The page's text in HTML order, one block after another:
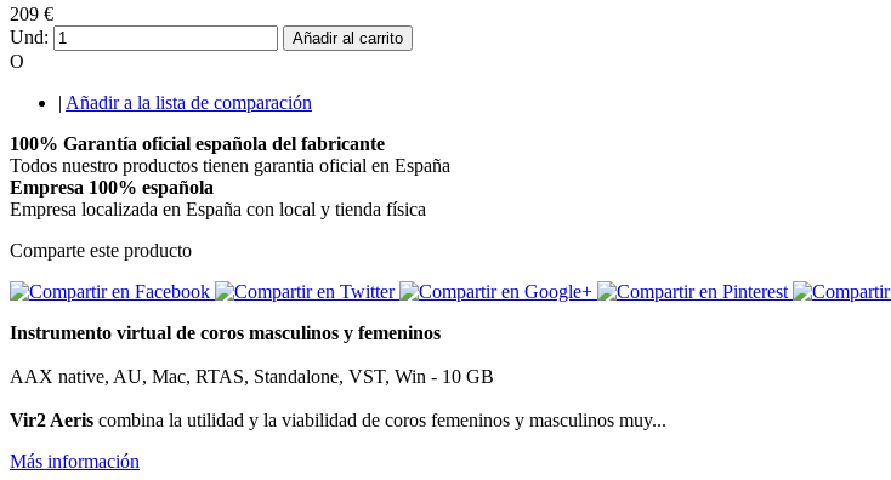
209 €
Und:
Añadir al carrito
O
| Añadir a la lista de comparación
100% Garantía oficial española del fabricante
Todos nuestro productos tienen garantia oficial en España
Empresa 100% española
Empresa localizada en España con local y tienda física
Comparte este producto
Instrumento virtual de coros masculinos y femeninos
AAX native, AU, Mac, RTAS, Standalone, VST, Win - 10 GB
Vir2 Aeris combina la utilidad y la viabilidad de coros femeninos y masculinos muy...
Más información